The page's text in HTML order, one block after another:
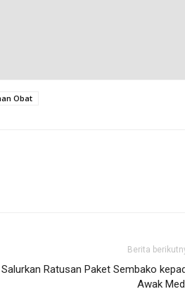
Obat
Berita
Ratusan Paket Sembako
Awak